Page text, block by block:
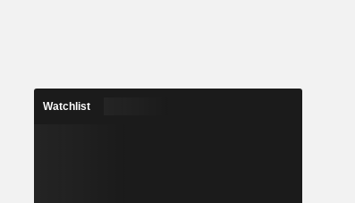
Watchlist